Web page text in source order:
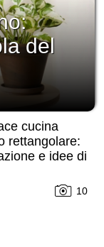
del
cucina
rettangolare:
e idee di
10